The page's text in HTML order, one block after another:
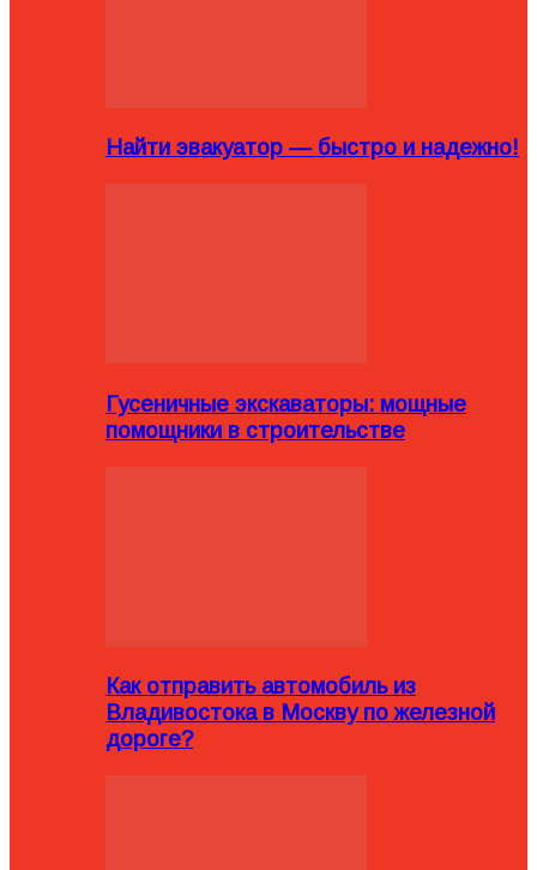
Найти эвакуатор — быстро и надежно!
Гусеничные экскаваторы: мощные
помощники в строительстве
Как отправить автомобиль из
Владивостока в Москву по железной
дороге?